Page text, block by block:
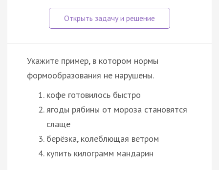
Укажите пример, в котором нормы
формообразования не нарушены.
кофе готовилось быстро
ягоды рябины от мороза становятся
слаще
берёзка, колеблющая ветром
купить килограмм мандарин